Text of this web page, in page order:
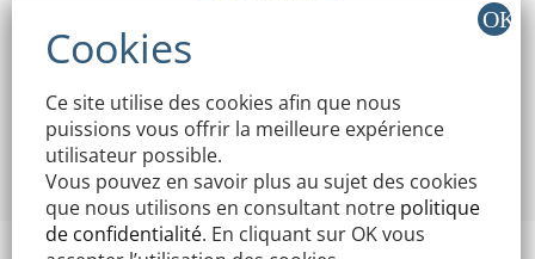
Ce site utilise des cookies afin que nous
puissions vous offrir la meilleure expérience
utilisateur possible.
Vous pouvez en savoir plus au sujet des cookies
que nous utilisons en consultant notre politique
de confidentialité. En cliquant sur OK vous